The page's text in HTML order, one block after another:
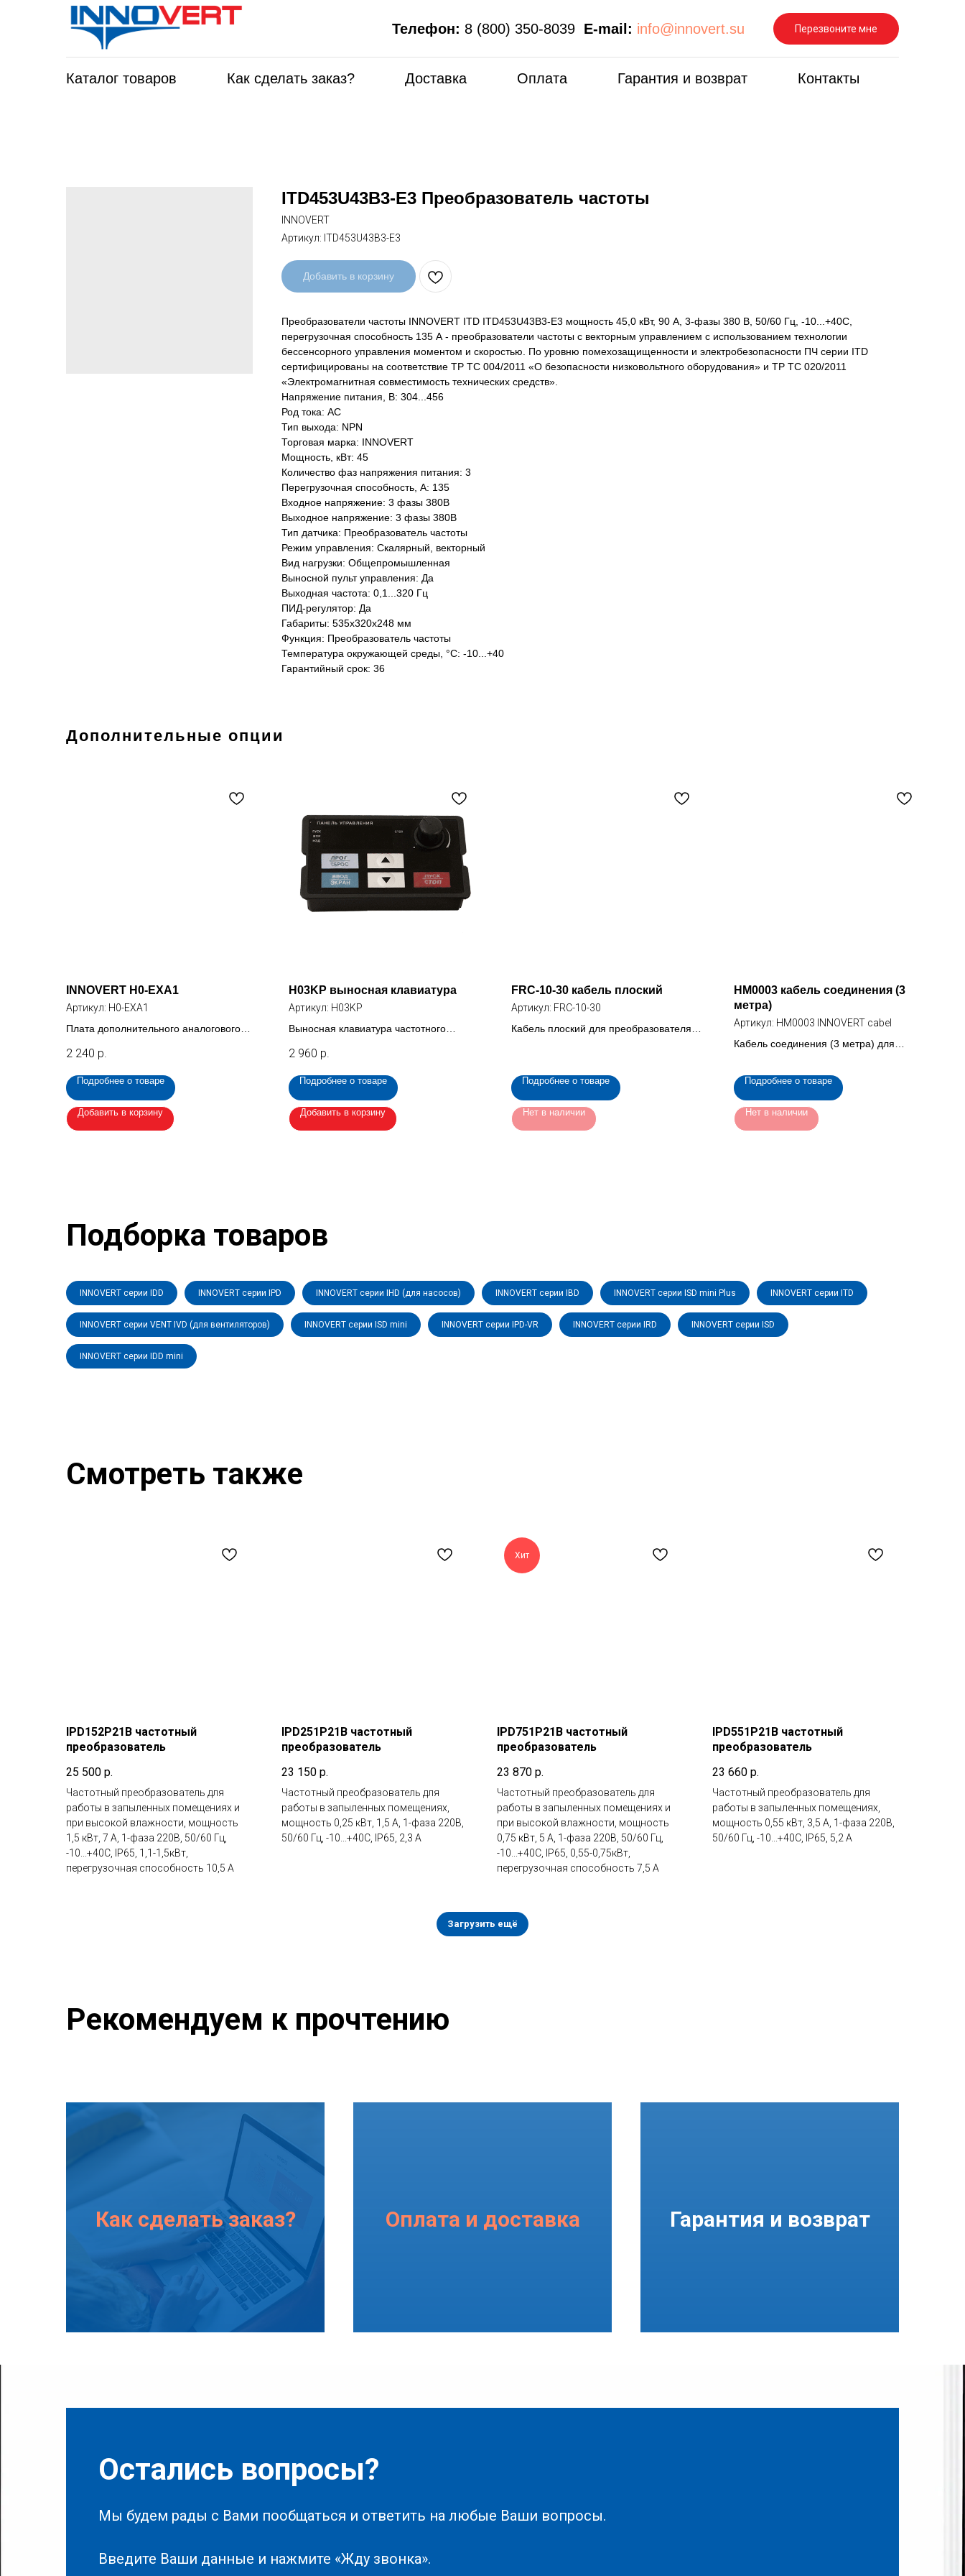
Телефон: 8 (800) 350-8039 E-mail: info@innovert.su Перезвоните мне
Каталог товаров Как сделать заказ? Доставка Оплата Гарантия и возврат Контакты
ITD453U43B3-E3 Преобразователь частоты
INNOVERT
Артикул: ITD453U43B3-E3
Добавить в корзину
Преобразователи частоты INNOVERT ITD ITD453U43B3-E3 мощность 45,0 кВт, 90 А, 3-фазы 380 В, 50/60 Гц, -10...+40С,
перегрузочная способность 135 А - преобразователи частоты с векторным управлением с использованием технологии
бессенсорного управления моментом и скоростью. По уровню помехозащищенности и электробезопасности ПЧ серии ITD
сертифицированы на соответствие ТР ТС 004/2011 «О безопасности низковольтного оборудования» и ТР ТС 020/2011
«Электромагнитная совместимость технических средств».
Напряжение питания, В: 304...456
Род тока: AC
Тип выхода: NPN
Торговая марка: INNOVERT
Мощность, кВт: 45
Количество фаз напряжения питания: 3
Перегрузочная способность, А: 135
Входное напряжение: 3 фазы 380В
Выходное напряжение: 3 фазы 380В
Тип датчика: Преобразователь частоты
Режим управления: Скалярный, векторный
Вид нагрузки: Общепромышленная
Выносной пульт управления: Да
Выходная частота: 0,1...320 Гц
ПИД-регулятор: Да
Габариты: 535х320х248 мм
Функция: Преобразователь частоты
Температура окружающей среды, °C: -10...+40
Гарантийный срок: 36
Дополнительные опции
INNOVERT H0-EXA1
Артикул: H0-EXA1
Плата дополнительного аналогового
2 240 р.
Подробнее о товаре
Добавить в корзину
H03KP выносная клавиатура
Артикул: H03KP
Выносная клавиатура частотного
2 960 р.
Подробнее о товаре
Добавить в корзину
FRC-10-30 кабель плоский
Артикул: FRC-10-30
Кабель плоский для преобразователя
Подробнее о товаре
Нет в наличии
HM0003 кабель соединения (3
метра)
Артикул: HM0003 INNOVERT cabel
Кабель соединения (3 метра) для
Подробнее о товаре
Нет в наличии
Подборка товаров
INNOVERT серии IDD INNOVERT серии IPD INNOVERT серии IHD (для насосов) INNOVERT серии IBD INNOVERT серии ISD mini Plus INNOVERT серии ITD
INNOVERT серии VENT IVD (для вентиляторов) INNOVERT серии ISD mini INNOVERT серии IPD-VR INNOVERT серии IRD INNOVERT серии ISD
INNOVERT серии IDD mini
Смотреть также
IPD152P21B частотный
преобразователь
25 500 р.
Частотный преобразователь для
работы в запыленных помещениях и
при высокой влажности, мощность
1,5 кВт, 7 А, 1-фаза 220В, 50/60 Гц,
-10...+40С, IP65, 1,1-1,5кВт,
перегрузочная способность 10,5 А
IPD251P21B частотный
преобразователь
23 150 р.
Частотный преобразователь для
работы в запыленных помещениях,
мощность 0,25 кВт, 1,5 А, 1-фаза 220В,
50/60 Гц, -10...+40С, IP65, 2,3 А
Хит
IPD751P21B частотный
преобразователь
23 870 р.
Частотный преобразователь для
работы в запыленных помещениях и
при высокой влажности, мощность
0,75 кВт, 5 А, 1-фаза 220В, 50/60 Гц,
-10...+40С, IP65, 0,55-0,75кВт,
перегрузочная способность 7,5 А
IPD551P21B частотный
преобразователь
23 660 р.
Частотный преобразователь для
работы в запыленных помещениях,
мощность 0,55 кВт, 3,5 А, 1-фаза 220В,
50/60 Гц, -10...+40С, IP65, 5,2 А
Загрузить ещё
Рекомендуем к прочтению
Как сделать заказ?
Подробнее Оплата и доставка
Подробнее Гарантия и возврат
Подробнее
Остались вопросы?
Мы будем рады с Вами пообщаться и ответить на любые Ваши вопросы.
Введите Ваши данные и нажмите «Жду звонка».